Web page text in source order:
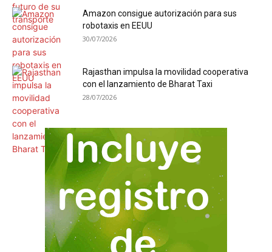
Amazon consigue autorización para sus
robotaxis en EEUU
30/07/2026
Rajasthan impulsa la movilidad cooperativa
con el lanzamiento de Bharat Taxi
28/07/2026